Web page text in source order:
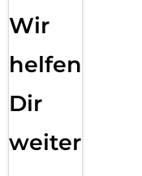
Wir
helfen
Dir
weiter